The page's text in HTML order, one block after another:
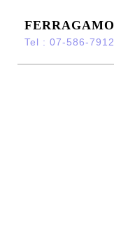
FERRAGAMO
Tel : 07-586-7912